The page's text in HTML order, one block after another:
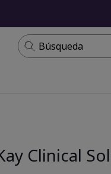
Búsqueda
Clinical